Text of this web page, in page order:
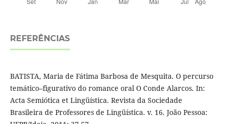
REFERÊNCIAS
BATISTA, Maria de Fátima Barbosa de Mesquita. O percurso
temático–figurativo do romance oral O Conde Alarcos. In:
Acta Semiótica et Lingüística. Revista da Sociedade
Brasileira de Professores de Lingüística. v. 16. João Pessoa: